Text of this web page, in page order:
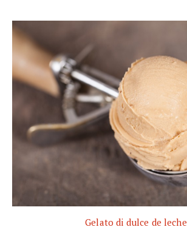
Gelato di dulce de leche